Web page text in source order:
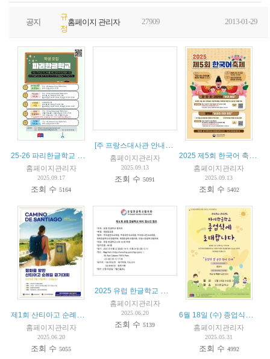
공지
규
정
홈페이지 관리자 27909 2013-01-29
홈페이지관리자
2025.09.17
조회 수5164
홈페이지관리자
2025.09.13
조회 수5091
홈페이지관리자
2025.09.13
조회 수 5402
홈페이지관리자
2025.06.20
조회 수5055
홈페이지관리자
2025.06.20
조회 수5139 홈페이지관리자
2025.05.31
조회 수 4992